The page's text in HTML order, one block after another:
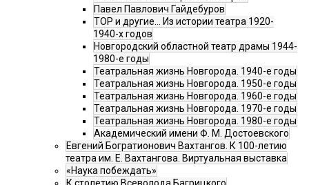
Павел Павлович Гайдебуров
ТОР и другие… Из истории театра 1920-
1940-х годов
Новгородский областной театр драмы 1944-
1980-е годы
Театральная жизнь Новгорода. 1940-е годы
Театральная жизнь Новгорода. 1950-е годы
Театральная жизнь Новгорода. 1960-е годы
Театральная жизнь Новгорода. 1970-е годы
Театральная жизнь Новгорода. 1980-е годы
Академический имени Ф. М. Достоевского
Евгений Богратионович Вахтангов. К 100-летию
театра им. Е. Вахтангова. Виртуальная выставка
«Наука побеждать»